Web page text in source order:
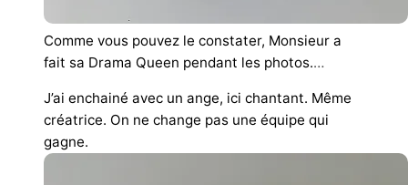
Comme vous pouvez le constater, Monsieur a
fait sa Drama Queen pendant les photos.…
J’ai enchainé avec un ange, ici chantant. Même
créatrice. On ne change pas une équipe qui
gagne.